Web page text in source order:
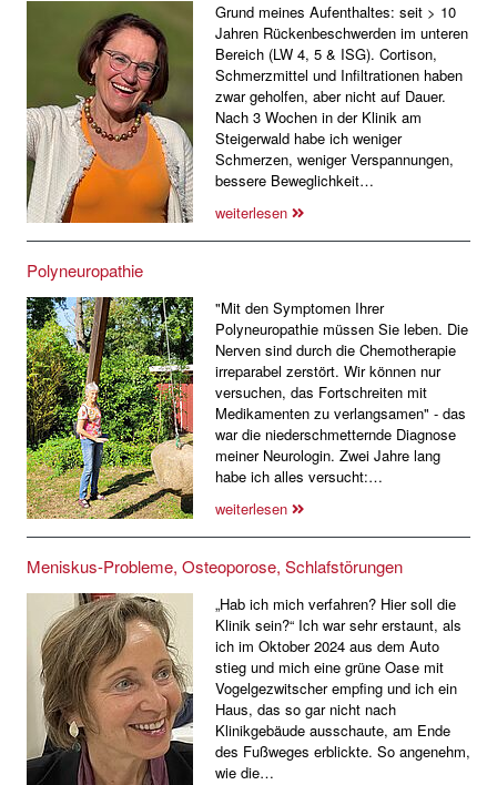
Grund meines Aufenthaltes: seit > 10
Jahren Rückenbeschwerden im unteren
Bereich (LW 4, 5 & ISG). Cortison,
Schmerzmittel und Infiltrationen haben
zwar geholfen, aber nicht auf Dauer.
Nach 3 Wochen in der Klinik am
Steigerwald habe ich weniger
Schmerzen, weniger Verspannungen,
bessere Beweglichkeit…
weiterlesen
Polyneuropathie
"Mit den Symptomen Ihrer
Polyneuropathie müssen Sie leben. Die
Nerven sind durch die Chemotherapie
irreparabel zerstört. Wir können nur
versuchen, das Fortschreiten mit
Medikamenten zu verlangsamen" - das
war die niederschmetternde Diagnose
meiner Neurologin. Zwei Jahre lang
habe ich alles versucht:…
weiterlesen
Meniskus-Probleme, Osteoporose, Schlafstörungen
„Hab ich mich verfahren? Hier soll die
Klinik sein?“ Ich war sehr erstaunt, als
ich im Oktober 2024 aus dem Auto
stieg und mich eine grüne Oase mit
Vogelgezwitscher empfing und ich ein
Haus, das so gar nicht nach
Klinikgebäude ausschaute, am Ende
des Fußweges erblickte. So angenehm,
wie die…